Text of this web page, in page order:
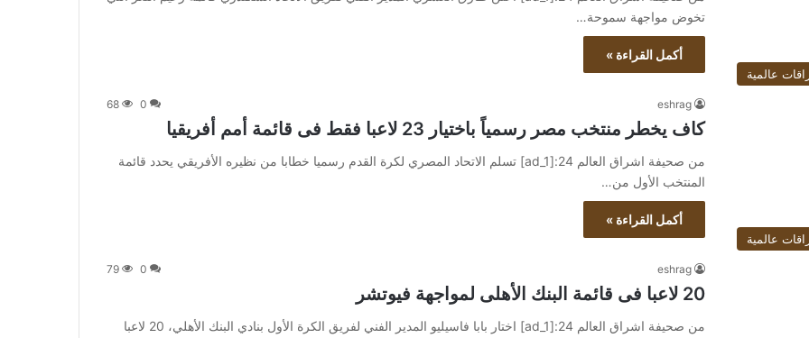
تخوض مواجهة سموحة…
أكمل القراءة »
عالمية
eshrag
0
68
كاف يخطر منتخب مصر رسمياً باختيار 23 لاعبا فقط فى قائمة أمم أفريقيا
من صحيفة اشراق العالم 24:[ad_1] تسلم الاتحاد المصري لكرة القدم رسميا خطابا من نظيره الأفريقي يحدد قائمة
المنتخب الأول من…
أكمل القراءة »
عالمية
eshrag
0
79
20 لاعبا فى قائمة البنك الأهلى لمواجهة فيوتشر
من صحيفة اشراق العالم 24:[ad_1] اختار بابا فاسيليو المدير الفني لفريق الكرة الأول بنادي البنك الأهلي، 20 لاعبا